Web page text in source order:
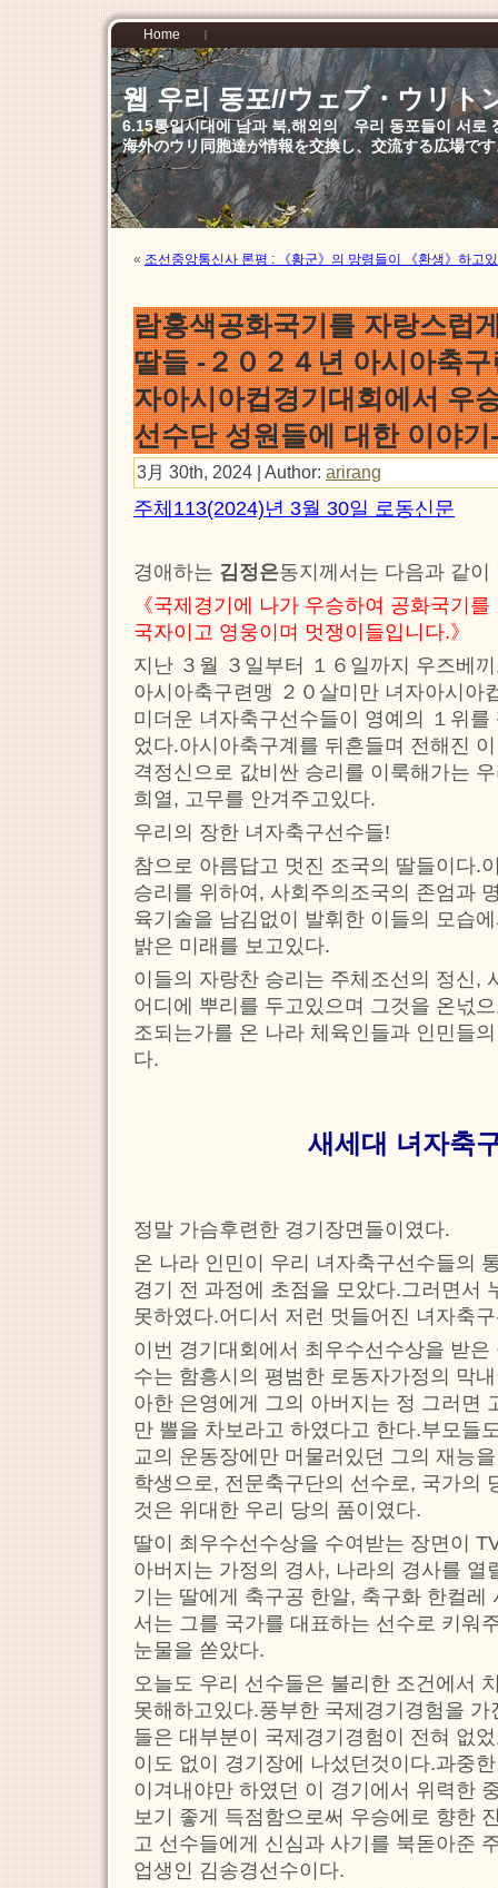
Home
웹 우리 동포//ウェブ・ウリト
6.15통일시대에 남과 북,해외의 우리 동포들이 서로
海外のウリ同胞達が情報を交換し、交流する広場で
« 조선중앙통신사 론평 : 《황군》의 망령들이 《환생》하고
람홍색공화국기를 자랑스럽
딸들 -２０２４년 아시아축
자아시아컵경기대회에서 우
선수단 성원들에 대한 이야기-
3月 30th, 2024 | Author: arirang
주체113(2024)년 3월 30일 로동신문
경애하는 김정은동지께서는 다음과 같이
《국제경기에 나가 우승하여 공화국기
국자이고 영웅이며 멋쟁이들입니다.》
지난 ３월 ３일부터 １６일까지 우즈베
아시아축구련맹 ２０살미만 녀자아시아
미더운 녀자축구선수들이 영예의 １위
었다.아시아축구계를 뒤흔들며 전해진
격정신으로 값비싼 승리를 이룩해가는
희열, 고무를 안겨주고있다.
우리의 장한 녀자축구선수들!
참으로 아름답고 멋진 조국의 딸들이다.
승리를 위하여, 사회주의조국의 존엄과
육기술을 남김없이 발휘한 이들의 모습
밝은 미래를 보고있다.
이들의 자랑찬 승리는 주체조선의 정신,
어디에 뿌리를 두고있으며 그것을 온넋
조되는가를 온 나라 체육인들과 인민들
다.
새세대 녀자축
정말 가슴후련한 경기장면들이였다.
온 나라 인민이 우리 녀자축구선수들의
경기 전 과정에 초점을 모았다.그러면서
못하였다.어디서 저런 멋들어진 녀자축
이번 경기대회에서 최우수선수상을 받
수는 함흥시의 평범한 로동자가정의 막
아한 은영에게 그의 아버지는 정 그러면
만 뽈을 차보라고 하였다고 한다.부모들
교의 운동장에만 머물러있던 그의 재능
학생으로, 전문축구단의 선수로, 국가의
것은 위대한 우리 당의 품이였다.
딸이 최우수선수상을 수여받는 장면이
아버지는 가정의 경사, 나라의 경사를 열
기는 딸에게 축구공 한알, 축구화 한컬레
서는 그를 국가를 대표하는 선수로 키워
눈물을 쏟았다.
오늘도 우리 선수들은 불리한 조건에서
못해하고있다.풍부한 국제경기경험을
들은 대부분이 국제경기경험이 전혀 없
이도 없이 경기장에 나섰던것이다.과중
이겨내야만 하였던 이 경기에서 위력한
보기 좋게 득점함으로써 우승에로 향한
고 선수들에게 신심과 사기를 북돋아준
업생인 김송경선수이다.